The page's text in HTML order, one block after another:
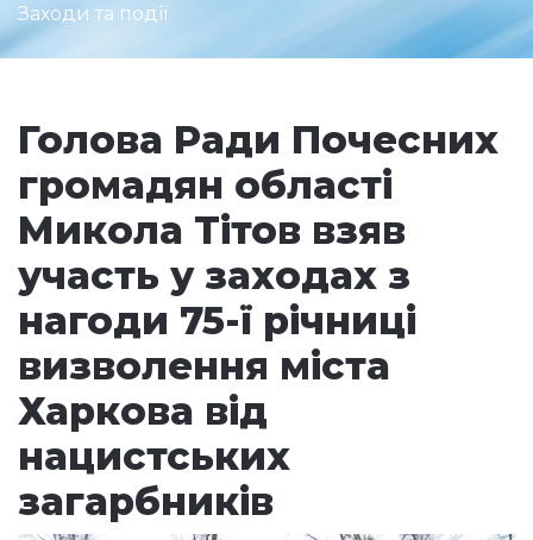
Заходи та події
Голова Ради Почесних
громадян області
Микола Тітов взяв
участь у заходах з
нагоди 75-ї річниці
визволення міста
Харкова від
нацистських
загарбників